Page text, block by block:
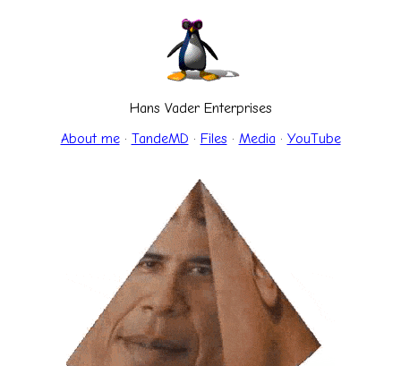
Hans Vader Enterprises
About me· TandeMD · Files · Media · YouTube